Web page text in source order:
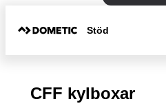
Stöd
CFF kylboxar